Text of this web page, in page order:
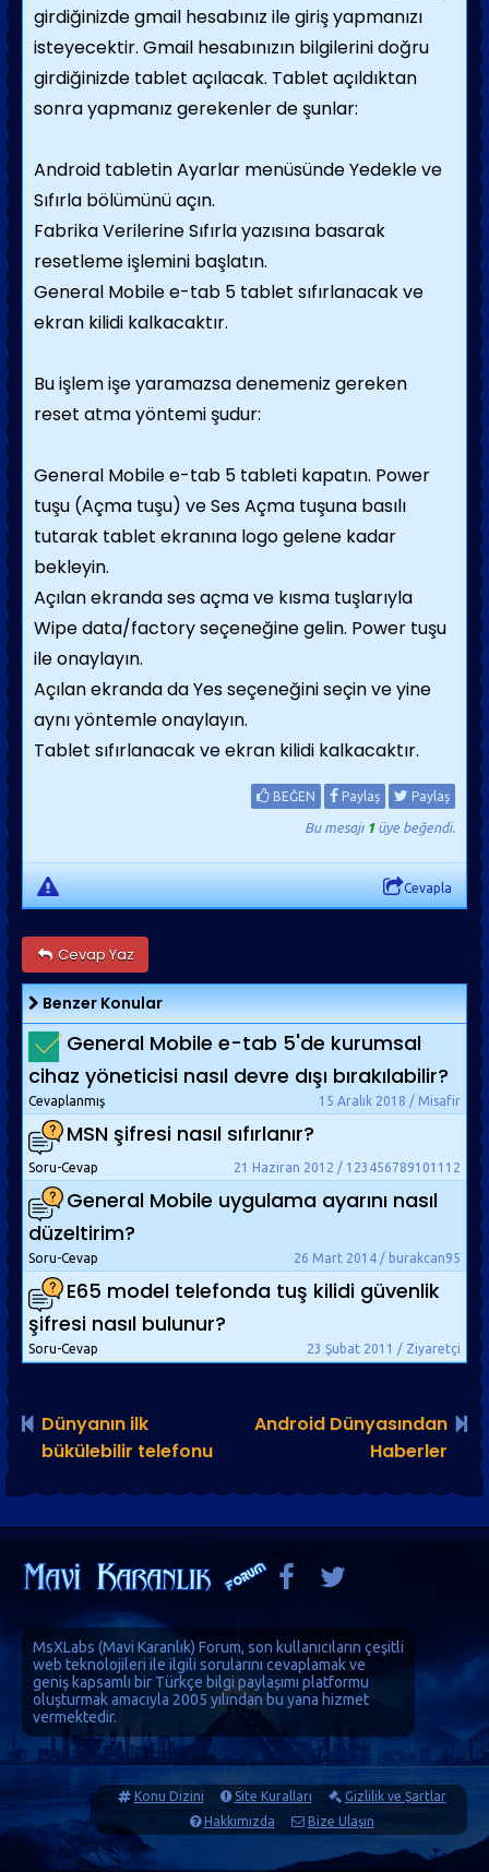
girdiğinizde gmail hesabınız ile giriş yapmanızı
isteyecektir. Gmail hesabınızın bilgilerini doğru
girdiğinizde tablet açılacak. Tablet açıldıktan
sonra yapmanız gerekenler de şunlar:
Android tabletin Ayarlar menüsünde Yedekle ve
Sıfırla bölümünü açın.
Fabrika Verilerine Sıfırla yazısına basarak
resetleme işlemini başlatın.
General Mobile e-tab 5 tablet sıfırlanacak ve
ekran kilidi kalkacaktır.
Bu işlem işe yaramazsa denemeniz gereken
reset atma yöntemi şudur:
General Mobile e-tab 5 tableti kapatın. Power
tuşu (Açma tuşu) ve Ses Açma tuşuna basılı
tutarak tablet ekranına logo gelene kadar
bekleyin.
Açılan ekranda ses açma ve kısma tuşlarıyla
Wipe data/factory seçeneğine gelin. Power tuşu
ile onaylayın.
Açılan ekranda da Yes seçeneğini seçin ve yine
aynı yöntemle onaylayın.
Tablet sıfırlanacak ve ekran kilidi kalkacaktır.
BEĞEN Paylaş Paylaş
Bu mesajı 1üye beğendi.
Cevapla
Cevap Yaz
Benzer Konular
General Mobile e-tab 5'de kurumsal
cihaz yöneticisi nasıl devre dışı bırakılabilir?
15 Aralık 2018 / Misafir
Cevaplanmış
MSN şifresi nasıl sıfırlanır?
21 Haziran 2012 / 123456789101112
Soru-Cevap
General Mobile uygulama ayarını nasıl
düzeltirim?
26 Mart 2014 / burakcan95
Soru-Cevap
E65 model telefonda tuş kilidi güvenlik
şifresi nasıl bulunur?
23 Şubat 2011 / Ziyaretçi
Soru-Cevap
Dünyanın ilk
bükülebilir telefonu
Android Dünyasından
Haberler
MsXLabs (Mavi Karanlık) Forum, son kullanıcıların çeşitli
web teknolojileri ile ilgili sorularını cevaplamak ve
geniş kapsamlı bir Türkçe bilgi paylaşımı platformu
oluşturmak amacıyla 2005 yılından bu yana hizmet
vermektedir.
Konu Dizini Site Kuralları
Gizlilik ve Şartlar
Hakkımızda
Bize Ulaşın